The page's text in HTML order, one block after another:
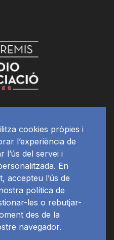
cookies pròpies i
l’experiència de
l’ús del servei i
En
accepteu l’ús de
política de
les o rebutjar-
des de la
navegador.